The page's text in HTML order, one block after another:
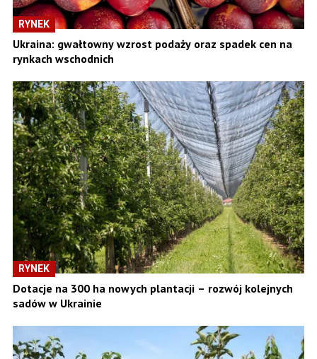
RYNEK
Ukraina: gwałtowny wzrost podaży oraz spadek cen na
rynkach wschodnich
RYNEK
Dotacje na 300 ha nowych plantacji – rozwój kolejnych
sadów w Ukrainie